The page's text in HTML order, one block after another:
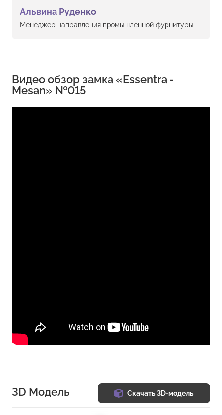
Альвина Руденко
Менеджер направления промышленной фурнитуры
Видео обзор замка «Essentra -
Mesan» №015
3D Модель Скачать 3D-модель